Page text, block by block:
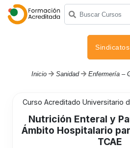
Sindicatos
Inicio Sanidad Enfermería –
Curso Acreditado Universitario
Nutrición Enteral y
Ámbito Hospitalario
TCAE